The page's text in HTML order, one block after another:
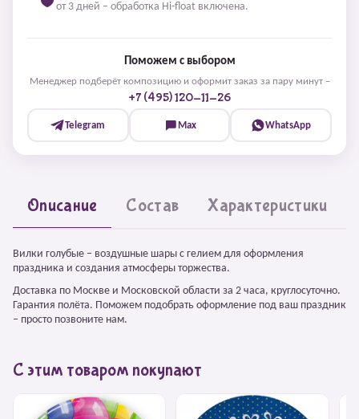
от 3 дней – обработка Hi-float включена.
Поможем с выбором
Менеджер подберёт композицию и оформит заказ за пару минут –
+7 (495) 120-11-26
Telegram Max WhatsApp
Описание Состав Характеристики
Вилки голубые – воздушные шары с гелием для оформления
праздника и создания атмосферы торжества.
Доставка по Москве и Московской области за 2 часа, круглосуточно.
Гарантия полёта. Поможем подобрать оформление под ваш праздник
– просто позвоните нам.
С этим товаром покупают